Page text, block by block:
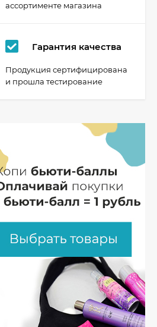
ассортименте магазина
Гарантия качества
Продукция сертифицирована
и прошла тестирование